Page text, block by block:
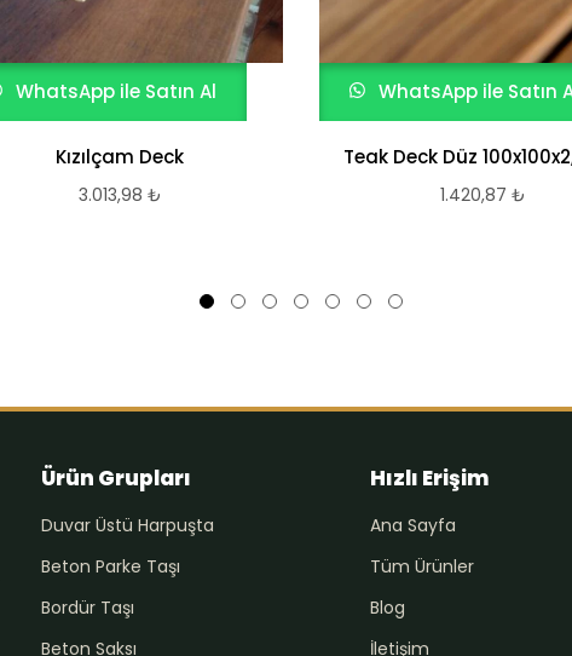
WhatsApp ile Satın Al
Kızılçam Deck
3.013,98 ₺
WhatsApp ile Satın
Teak Deck Düz
1.420,87 ₺
Ürün Grupları
Duvar Üstü Harpuşta
Beton Parke Taşı
Bordür Taşı
Beton Saksı
Hızlı Erişim
Ana Sayfa
Tüm Ürünler
Blog
İletişim